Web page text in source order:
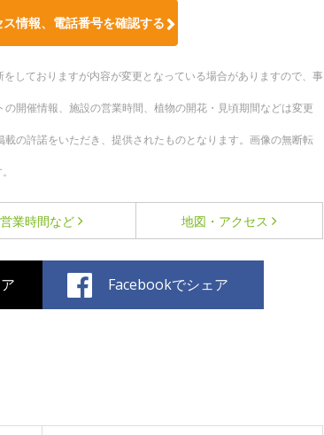
情報、電話番号を確認する
しておりますが内容が変更となっている場合がありますので、事
開催情報、施設の営業時間、植物の開花・見頃期間などは変更
の許諾をいただき、提供されたものとなります。画像の無断転
営業時間など 地図・アクセス
Facebookでシェア